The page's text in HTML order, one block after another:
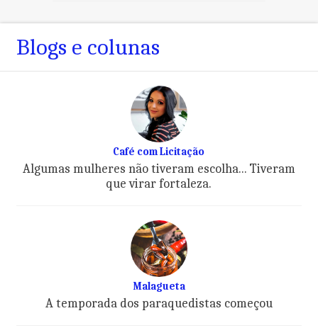
Blogs e colunas
Café com Licitação
Algumas mulheres não tiveram escolha... Tiveram
que virar fortaleza.
Malagueta
A temporada dos paraquedistas começou